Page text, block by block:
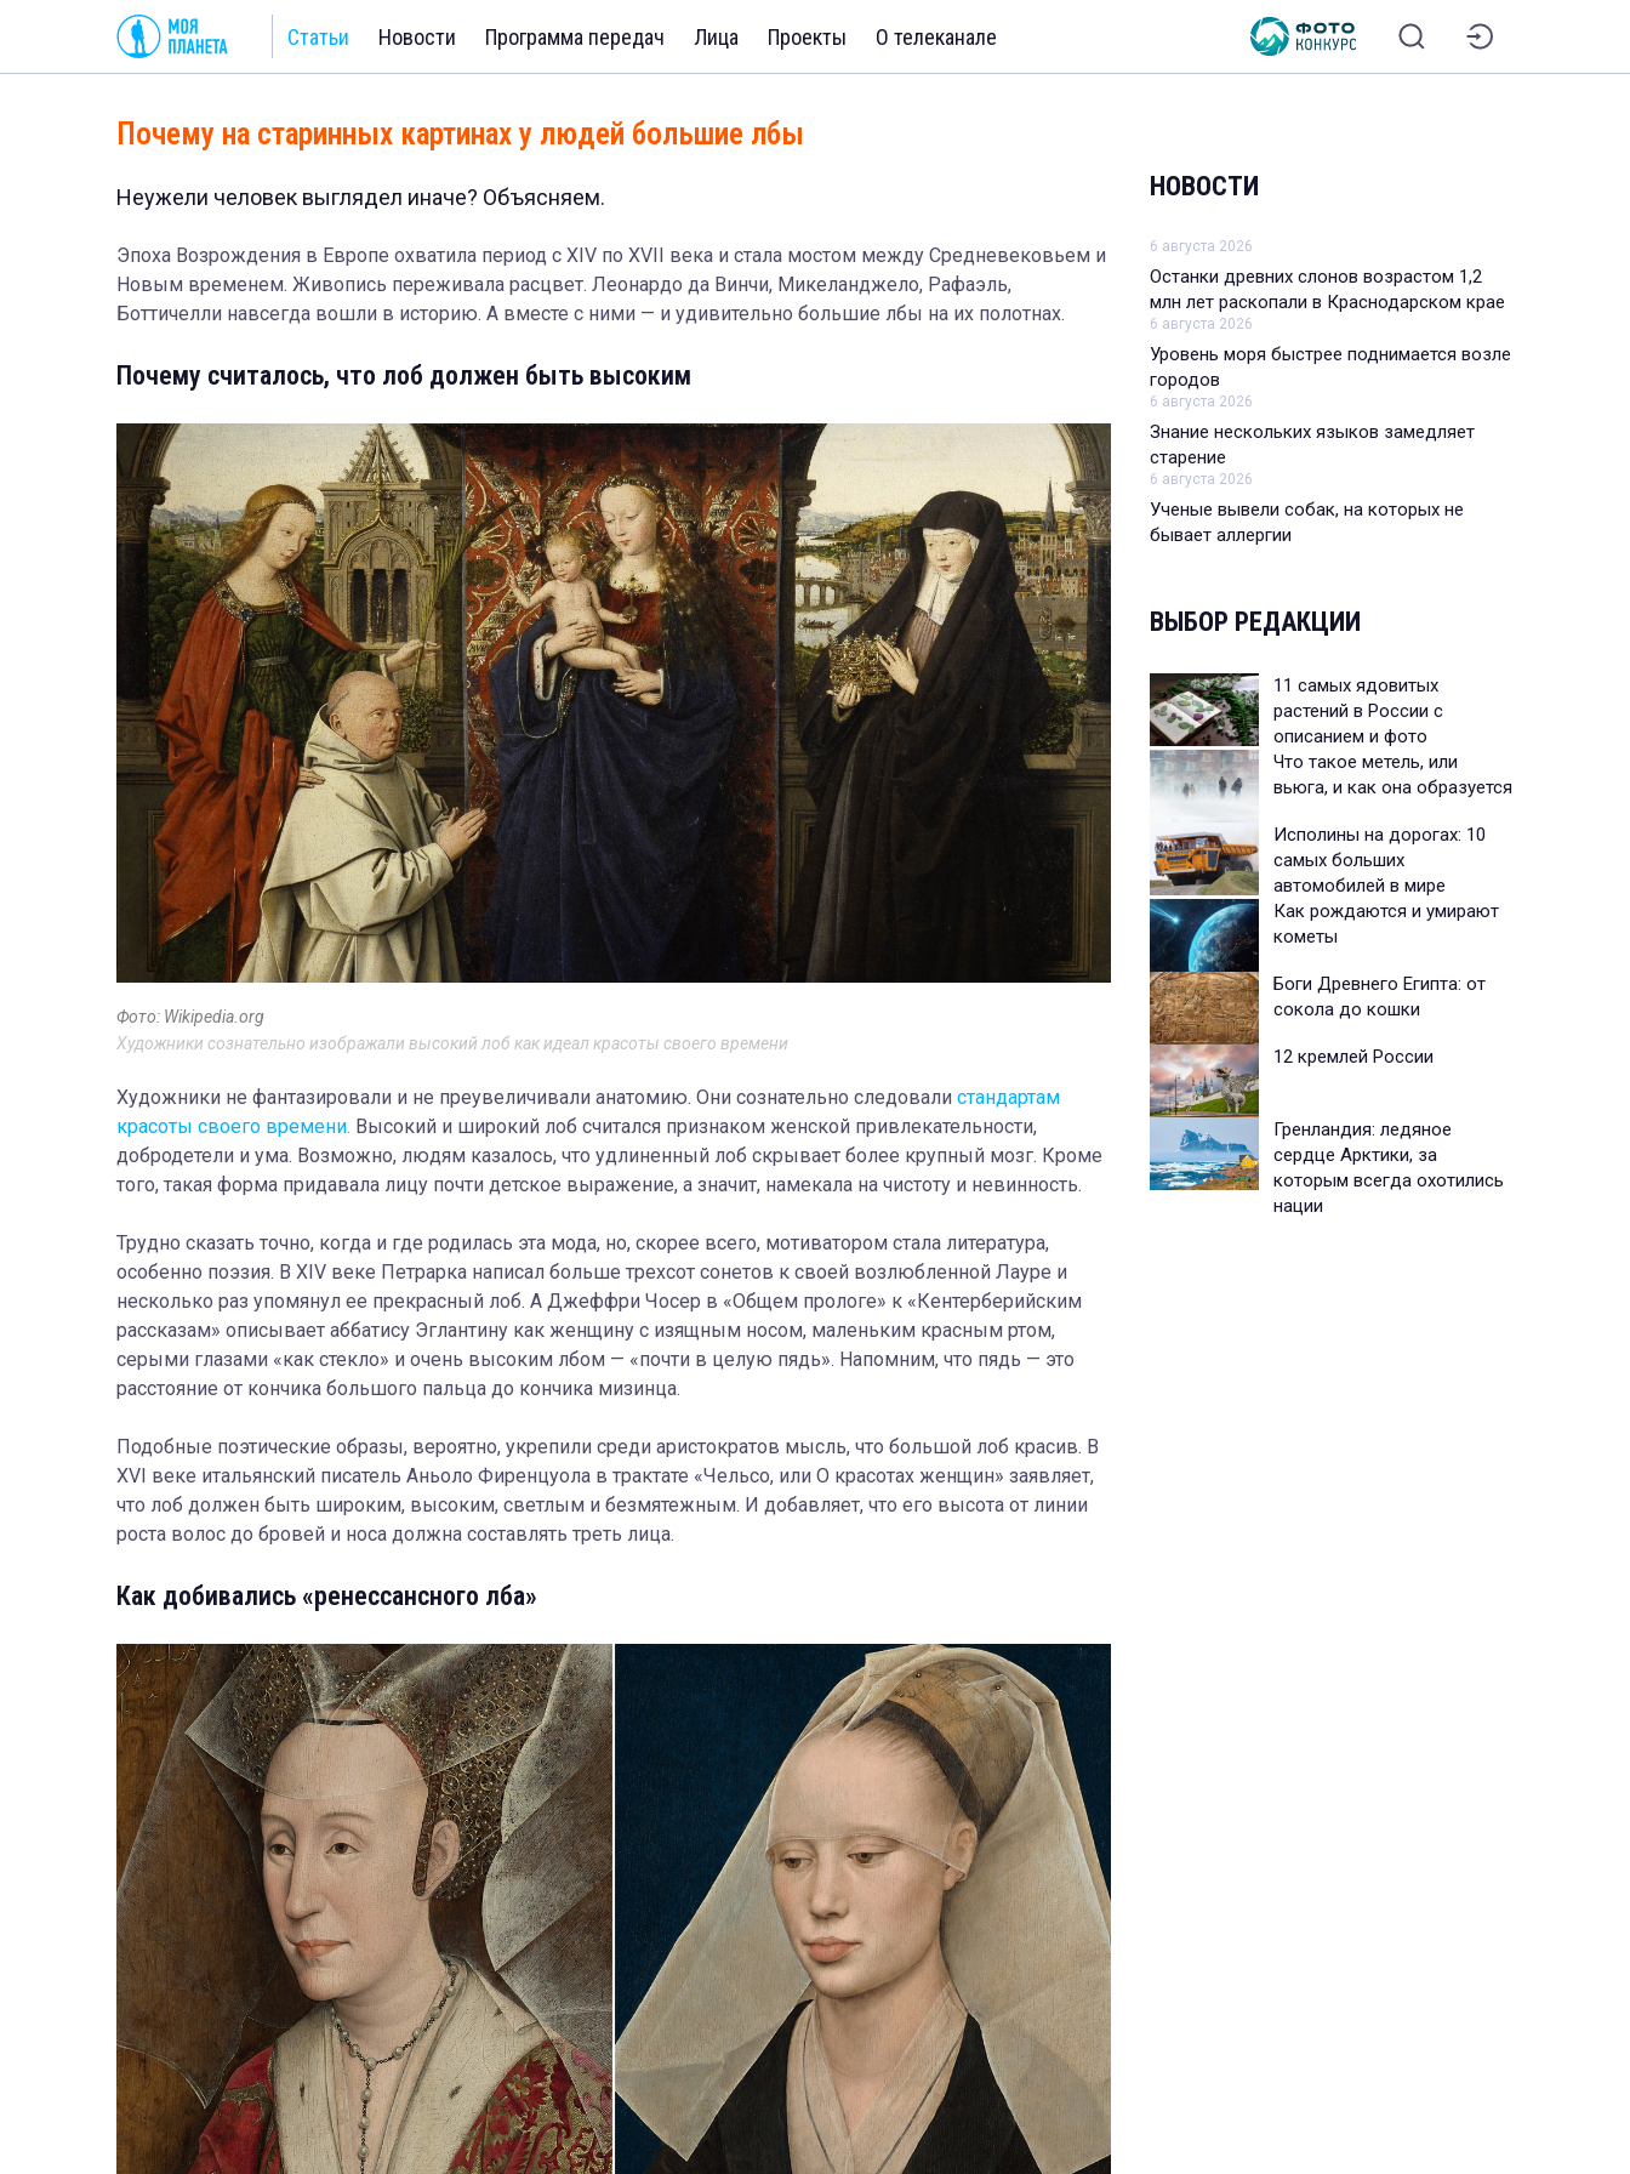
Статьи Новости Программа передач Лица Проекты О телеканале
Почему на старинных картинах у людей большие лбы
Неужели человек выглядел иначе? Объясняем.
Эпоха Возрождения в Европе охватила период с XIV по XVII века и стала мостом между Средневековьем и
Новым временем. Живопись переживала расцвет. Леонардо да Винчи, Микеланджело, Рафаэль,
Боттичелли навсегда вошли в историю. А вместе с ними — и удивительно большие лбы на их полотнах.
Почему считалось, что лоб должен быть высоким
Фото: Wikipedia.org
Художники сознательно изображали высокий лоб как идеал красоты своего времени
Художники не фантазировали и не преувеличивали анатомию. Они сознательно следовали стандартам
красоты своего времени. Высокий и широкий лоб считался признаком женской привлекательности,
добродетели и ума. Возможно, людям казалось, что удлиненный лоб скрывает более крупный мозг. Кроме
того, такая форма придавала лицу почти детское выражение, а значит, намекала на чистоту и невинность.
Трудно сказать точно, когда и где родилась эта мода, но, скорее всего, мотиватором стала литература,
особенно поэзия. В XIV веке Петрарка написал больше трехсот сонетов к своей возлюбленной Лауре и
несколько раз упомянул ее прекрасный лоб. А Джеффри Чосер в «Общем прологе» к «Кентерберийским
рассказам» описывает аббатису Эглантину как женщину с изящным носом, маленьким красным ртом,
серыми глазами «как стекло» и очень высоким лбом — «почти в целую пядь». Напомним, что пядь — это
расстояние от кончика большого пальца до кончика мизинца.
Подобные поэтические образы, вероятно, укрепили среди аристократов мысль, что большой лоб красив. В
XVI веке итальянский писатель Аньоло Фиренцуола в трактате «Чельсо, или О красотах женщин» заявляет,
что лоб должен быть широким, высоким, светлым и безмятежным. И добавляет, что его высота от линии
роста волос до бровей и носа должна составлять треть лица.
Как добивались «ренессансного лба»
НОВОСТИ
6 августа 2026
Останки древних слонов возрастом 1,2
млн лет раскопали в Краснодарском крае
6 августа 2026
Уровень моря быстрее поднимается возле
городов
6 августа 2026
Знание нескольких языков замедляет
старение
6 августа 2026
Ученые вывели собак, на которых не
бывает аллергии
ВЫБОР РЕДАКЦИИ
11 самых ядовитых
растений в России с
описанием и фото
Что такое метель, или
вьюга, и как она образуется
Исполины на дорогах: 10
самых больших
автомобилей в мире
Как рождаются и умирают
кометы
Боги Древнего Египта: от
сокола до кошки
12 кремлей России
Гренландия: ледяное
сердце Арктики, за
которым всегда охотились
нации